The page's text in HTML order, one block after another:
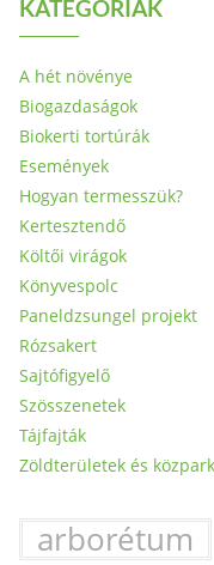
KATEGÓRIÁK
A hét növénye
Biogazdaságok
Biokerti tortúrák
Események
Hogyan termesszük?
Kertesztendő
Költői virágok
Könyvespolc
Paneldzsungel projekt
Rózsakert
Sajtófigyelő
Szösszenetek
Tájfajták
Zöldterületek és
arborétum